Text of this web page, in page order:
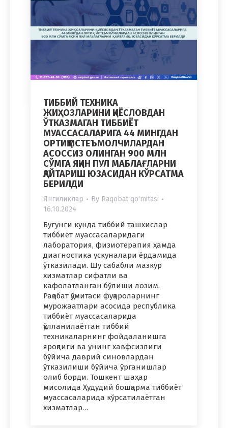
ТИББИЙ ТЕХНИКА
ЖИҲОЗЛАРИНИ ҚИЁСЛОВДАН
ЎТКАЗМАГАН ТИББИЁТ
МУАССАСАЛАРИГА 44 МИНГДАН
ОРТИҚ ИСТЕЪМОЛЧИЛАРДАН
АСОССИЗ ОЛИНГАН 900 МЛН
СЎМГА ЯҚИН ПУЛ МАБЛАҒЛАРНИ
ҚАЙТАРИШ ЮЗАСИДАН КЎРСАТМА
БЕРИЛДИ
Янгиликлар By Raqobat qo'mitasi
16.10.2024
Бугунги кунда тиббий ташхислар
тиббиёт муассасаларидаги
лаборатория, физиотерапия ҳамда
диагностика ускуналари ёрдамида
ўтказилади. Шу сабабли мазкур
хизматлар сифатли ва
кафолатланган бўлиши лозим.
Рақобат қўмитаси фуқароларнинг
мурожаатлари асосида республика
тиббиёт муассасаларида
қўлланилаётган тиббий
техникаларнинг фойдаланишга
яроқлиги ва унинг хавфсизлиги
бўйича даврий синовлардан
ўтказилиши бўйича ўрганишлар
олиб борди. Тошкент шаҳар
мисолида Ҳудудий бошқарма тиббиёт
муассасаларида кўрсатилаётган
хизматлар…